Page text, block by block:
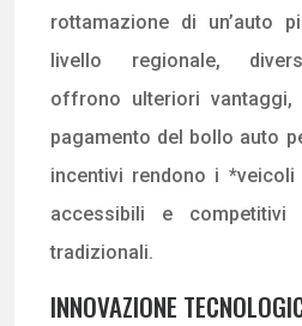
rottamazione di un’auto
livello regionale,
offrono ulteriori vantaggi,
pagamento del bollo auto
incentivi rendono i
accessibili e
tradizionali.
INNOVAZIONE